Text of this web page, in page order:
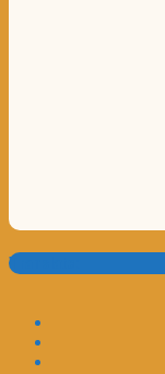
Translate: